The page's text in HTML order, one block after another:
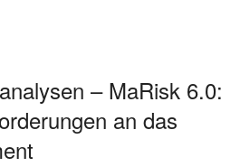
– MaRisk 6.0:
an das